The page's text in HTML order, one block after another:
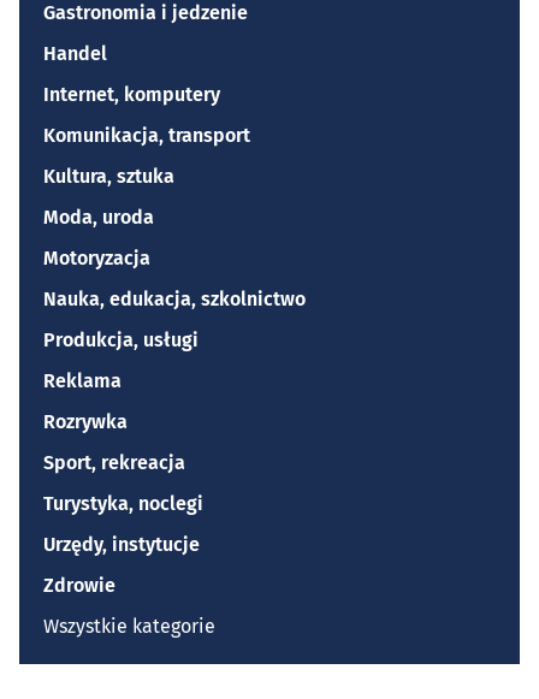
Gastronomia i jedzenie
Handel
Internet, komputery
Komunikacja, transport
Kultura, sztuka
Moda, uroda
Motoryzacja
Nauka, edukacja, szkolnictwo
Produkcja, usługi
Reklama
Rozrywka
Sport, rekreacja
Turystyka, noclegi
Urzędy, instytucje
Zdrowie
Wszystkie kategorie